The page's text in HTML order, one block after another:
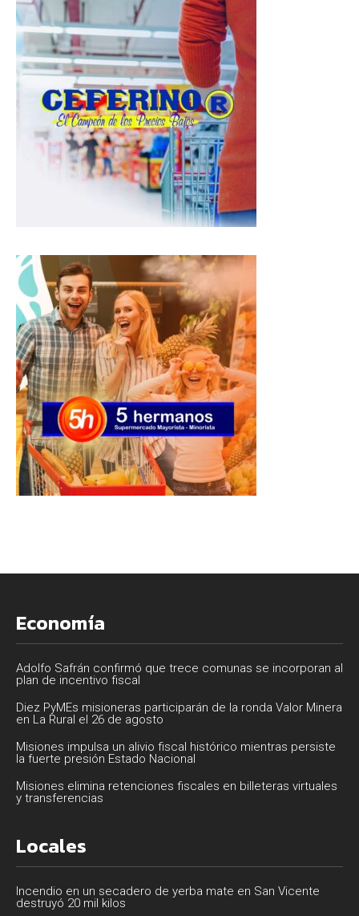
t
s
A
p
b
o
o
k
g
r
a
m
Economía
Adolfo Safrán confirmó que trece comunas se incorporan al
plan de incentivo fiscal
Diez PyMEs misioneras participarán de la ronda Valor Minera
en La Rural el 26 de agosto
Misiones impulsa un alivio fiscal histórico mientras persiste
la fuerte presión Estado Nacional
Misiones elimina retenciones fiscales en billeteras virtuales
y transferencias
Locales
Incendio en un secadero de yerba mate en San Vicente
destruyó 20 mil kilos